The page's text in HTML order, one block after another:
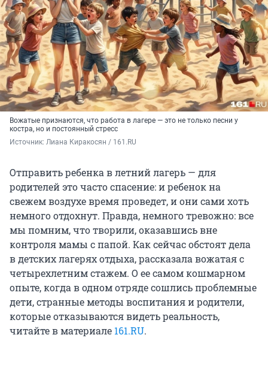
Вожатые признаются, что работа в лагере — это не только песни у
костра, но и постоянный стресс
Источник: Лиана Киракосян / 161.RU
Отправить ребенка в летний лагерь — для
родителей это часто спасение: и ребенок на
свежем воздухе время проведет, и они сами хоть
немного отдохнут. Правда, немного тревожно: все
мы помним, что творили, оказавшись вне
контроля мамы с папой. Как сейчас обстоят дела
в детских лагерях отдыха, рассказала вожатая с
четырехлетним стажем. О ее самом кошмарном
опыте, когда в одном отряде сошлись проблемные
дети, странные методы воспитания и родители,
которые отказываются видеть реальность,
читайте в материале 161.RU.